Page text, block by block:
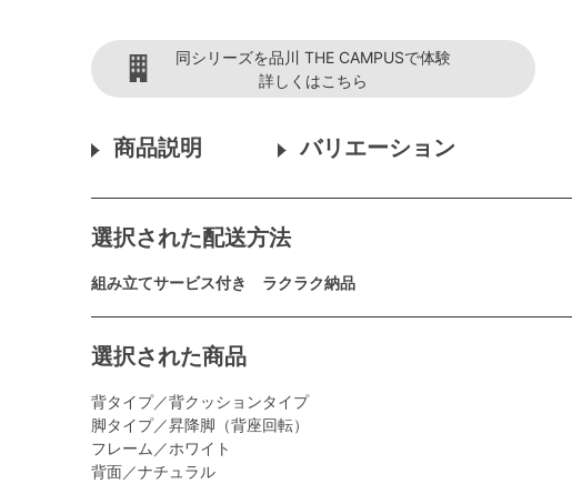
同シリーズを品川 THE CAMPUSで体験
詳しくはこちら
商品説明 バリエーション
選択された配送方法
組み立てサービス付き ラクラク納品
選択された商品
背タイプ／背クッションタイプ
脚タイプ／昇降脚（背座回転）
フレーム／ホワイト
背面／ナチュラル